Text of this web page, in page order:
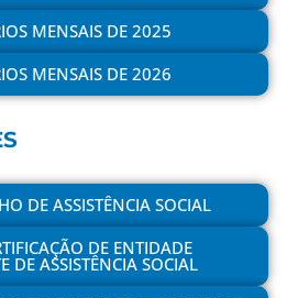
MENSAIS DE 2025
MENSAIS DE 2026
DE ASSISTÊNCIA SOCIAL
DE ENTIDADE
DE ASSISTÊNCIA SOCIAL